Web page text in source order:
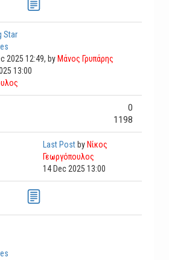
Star
2025 12:49, by Μάνος Γρυπάρης
13:00
0
1198
Last Post by Νίκος
Γεωργόπουλος
14 Dec 2025 13:00